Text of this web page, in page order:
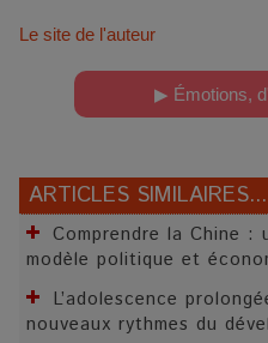
Le site de l'auteur
▶ Émotions,
ARTICLES SIMILAIRES...
Comprendre la Chine :
modèle politique et
L’adolescence
nouveaux rythmes du